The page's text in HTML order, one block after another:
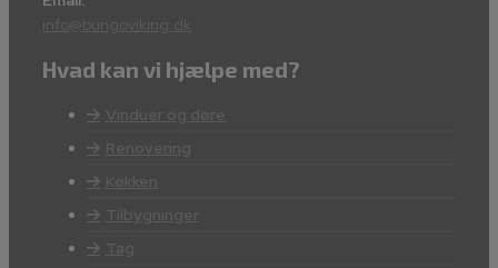
info@bungoviking.dk
Hvad kan vi hjælpe med?
Vinduer og døre
Renovering
Køkken
Tilbygninger
Tag